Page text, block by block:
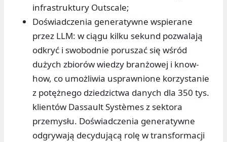
infrastruktury Outscale;
Doświadczenia generatywne wspierane
przez LLM: w ciągu kilku sekund pozwalają
odkryć i swobodnie poruszać się wśród
dużych zbiorów wiedzy branżowej i know-
how, co umożliwia usprawnione korzystanie
z potężnego dziedzictwa danych dla 350 tys.
klientów Dassault Systèmes z sektora
przemysłu. Doświadczenia generatywne
odgrywają decydującą rolę w transformacji